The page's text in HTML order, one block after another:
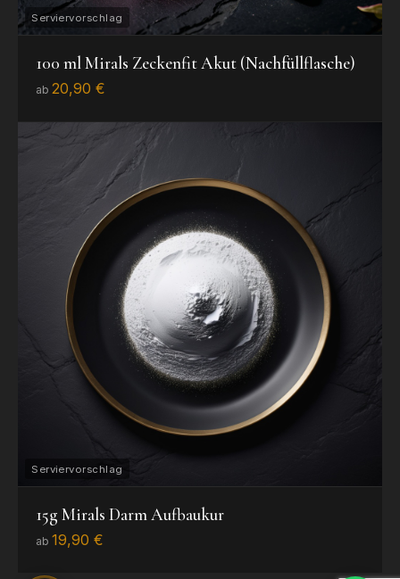
100 ml Mirals Zeckenfit Akut (Nachfüllflasche)
ab 20,90 €
15g Mirals Darm Aufbaukur
ab 19,90 €